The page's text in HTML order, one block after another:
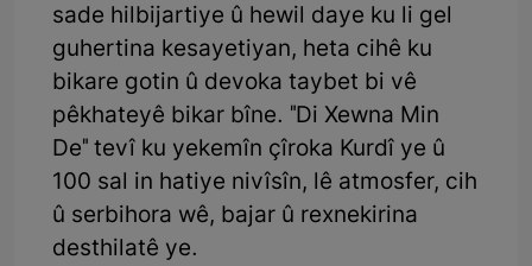
sade hilbijartiye û hewil daye ku li gel
guhertina kesayetiyan, heta cihê ku
bikare gotin û devoka taybet bi vê
pêkhateyê bikar bîne. "Di Xewna Min
De" tevî ku yekemîn çîroka Kurdî ye û
100 sal in hatiye nivîsîn, lê atmosfer, cih
û serbihora wê, bajar û rexnekirina
desthilatê ye.